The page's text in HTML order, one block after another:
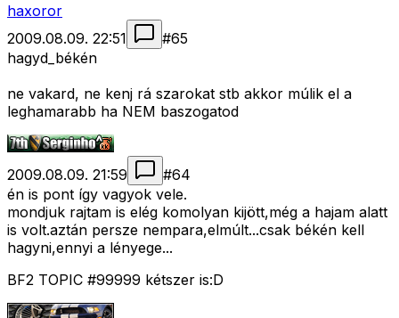
haxoror
2009.08.09. 22:51
#65
hagyd_békén
ne vakard, ne kenj rá szarokat stb akkor múlik el a
leghamarabb ha NEM baszogatod
2009.08.09. 21:59 #64
én is pont így vagyok vele.
mondjuk rajtam is elég komolyan kijött,még a hajam alatt
is volt.aztán persze nempara,elmúlt...csak békén kell
hagyni,ennyi a lényege...
BF2 TOPIC #99999 kétszer is:D